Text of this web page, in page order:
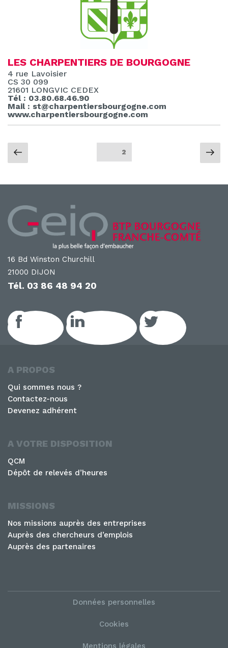
LES CHARPENTIERS DE BOURGOGNE
4 rue Lavoisier
CS 30 099
21601 LONGVIC CEDEX
Tél : 03.80.68.46.90
Mail : st@charpentiersbourgogne.com
www.charpentiersbourgogne.com
Pagination
des
Page
précédente
2
16 Bd Winston Churchill
21000 DIJON
Tél. 03 86 48 94 20
Facebook LinkedIn GEIQ Twitter
A PROPOS
Qui sommes nous ?
Contactez-nous
Devenez adhérent
A VOTRE DISPOSITION
QCM
Dépôt de relevés d’heures
MISSIONS
Nos missions auprès des entreprises
Auprès des chercheurs d’emplois
Auprès des partenaires
Données personnelles
Cookies
Mentions légales